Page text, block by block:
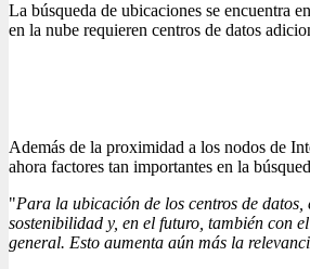
La búsqueda de ubicaciones se encuentra
en la nube requieren centros de datos
Además de la proximidad a los nodos de
ahora factores tan importantes en la
"Para la ubicación de los centros de
sostenibilidad y, en el futuro, también con
general. Esto aumenta aún más la